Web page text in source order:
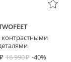
контрастными
16 990 -40%